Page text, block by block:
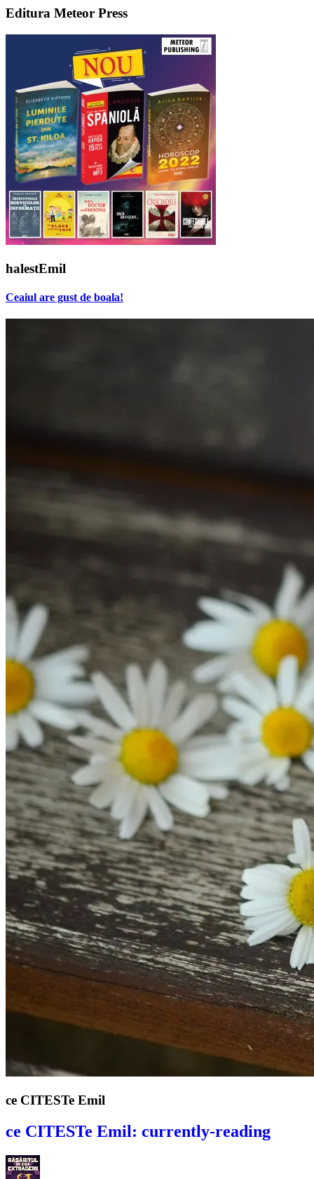
Editura Meteor Press
halestEmil
Ceaiul are gust de boala!
ce CITESTe Emil
ce CITESTe Emil: currently-reading